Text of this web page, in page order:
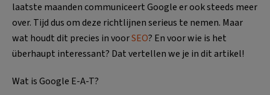
laatste maanden communiceert Google er ook steeds meer
over. Tijd dus om deze richtlijnen serieus te nemen. Maar
wat houdt dit precies in voorSEO? En voor wie is het
überhaupt interessant? Dat vertellen we je in dit artikel!
Wat is Google E-A-T?